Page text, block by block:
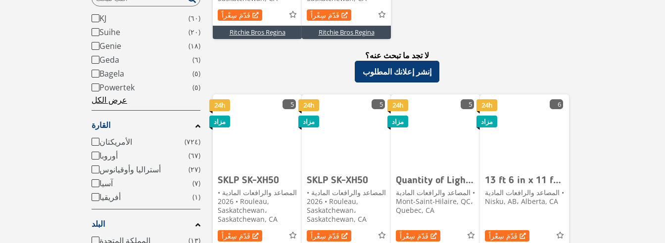
KJ
Suihe
Genie
Geda
Bagela
Powertek
عرض الكل
القارة
الأمريكتان
أوروبا
أستراليا وأوقيانوس
آسيا
أفريقيا
البلد
المملكة المتحدة
قَدّمَ سِعْراً
Ritchie Bros Regina
قَدّمَ سِعْراً
Ritchie Bros Regina
لا تجد ما تبحث عنه؟
إنشر إعلانك المطلوب
5
SKLP SK-XH50
المصاعد والرافعات المادية •
2026 • Rouleau,
Saskatchewan،
Saskatchewan, CA
قَدّمَ سِعْراً
24h
مزاد
5
SKLP SK-XH50
المصاعد والرافعات المادية •
2026 • Rouleau,
Saskatchewan،
Saskatchewan, CA
قَدّمَ سِعْراً
24h
مزاد
5
Quantity of Light Bulbs
المصاعد والرافعات المادية •
Mont-Saint-Hilaire, QC،
Quebec, CA
قَدّمَ سِعْراً
24h
مزاد
6
13 ft 6 in x 11 ft Ramp
المصاعد والرافعات المادية •
Nisku, AB، Alberta, CA
قَدّمَ سِعْراً
24h
مزاد